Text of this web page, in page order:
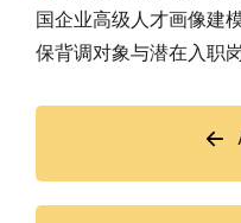
国企业高级人才画像建
保背调对象与潜在入职